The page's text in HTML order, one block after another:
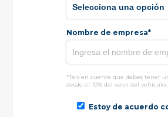
Nombre de empresa*
*Ten en cuenta que debes tener
desde el 10% del valor del vehículo.
Estoy de acuerdo